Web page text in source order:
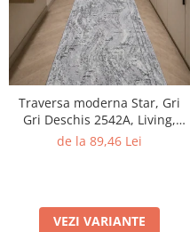
Traversa moderna Star, Gri
Gri Deschis 2542A, Living,
Dormitor, Hol, 100 x 200 cm
de la 89,46 Lei
VEZI VARIANTE